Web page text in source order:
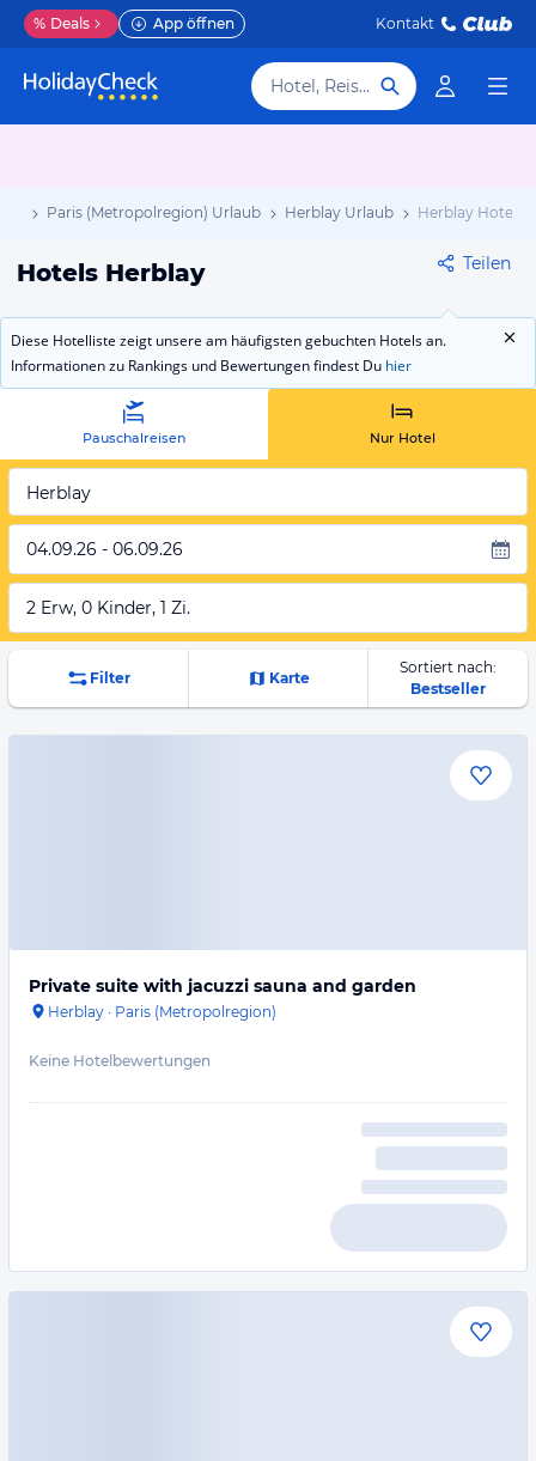
% Deals App öffnen Kontakt
Hotel, Reiseziel
Paris (Metropolregion) Urlaub Herblay Urlaub Herblay Hotels
Hotels Herblay Teilen
Diese Hotelliste zeigt unsere am häufigsten gebuchten Hotels an.
Informationen zu Rankings und Bewertungen findest Du hier
Pauschalreisen Nur Hotel
Herblay
04.09.26 - 06.09.26
2 Erw, 0 Kinder, 1 Zi.
Filter Karte
Sortiert nach:
Bestseller
Private suite with jacuzzi sauna and garden
Herblay · Paris (Metropolregion)
Keine Hotelbewertungen